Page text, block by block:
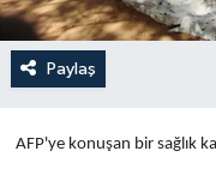
Paylaş
AFP'ye konuşan bir sağlık
Dünya
Eği̇ti̇m